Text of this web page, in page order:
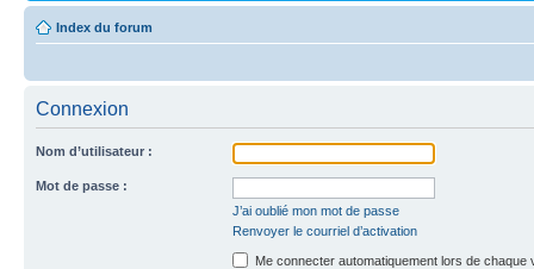
Index du forum
Connexion
Nom d’utilisateur :
Mot de passe :
J’ai oublié mon mot de passe
Renvoyer le courriel d’activation
Me connecter automatiquement lors de chaque